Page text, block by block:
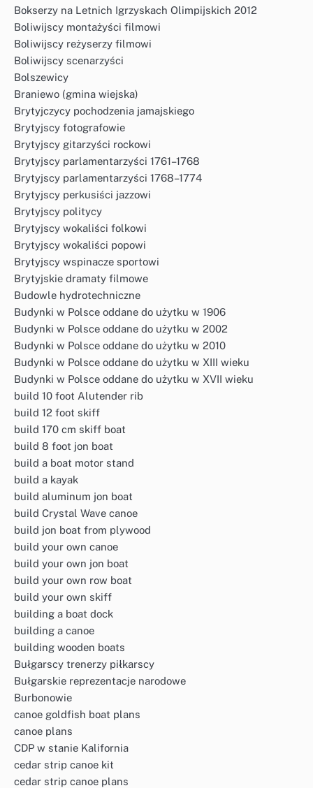
Bokserzy na Letnich Igrzyskach Olimpijskich 2012
Boliwijscy montażyści filmowi
Boliwijscy reżyserzy filmowi
Boliwijscy scenarzyści
Bolszewicy
Braniewo (gmina wiejska)
Brytyjczycy pochodzenia jamajskiego
Brytyjscy fotografowie
Brytyjscy gitarzyści rockowi
Brytyjscy parlamentarzyści 1761–1768
Brytyjscy parlamentarzyści 1768–1774
Brytyjscy perkusiści jazzowi
Brytyjscy politycy
Brytyjscy wokaliści folkowi
Brytyjscy wokaliści popowi
Brytyjscy wspinacze sportowi
Brytyjskie dramaty filmowe
Budowle hydrotechniczne
Budynki w Polsce oddane do użytku w 1906
Budynki w Polsce oddane do użytku w 2002
Budynki w Polsce oddane do użytku w 2010
Budynki w Polsce oddane do użytku w XIII wieku
Budynki w Polsce oddane do użytku w XVII wieku
build 10 foot Alutender rib
build 12 foot skiff
build 170 cm skiff boat
build 8 foot jon boat
build a boat motor stand
build a kayak
build aluminum jon boat
build Crystal Wave canoe
build jon boat from plywood
build your own canoe
build your own jon boat
build your own row boat
build your own skiff
building a boat dock
building a canoe
building wooden boats
Bułgarscy trenerzy piłkarscy
Bułgarskie reprezentacje narodowe
Burbonowie
canoe goldfish boat plans
canoe plans
CDP w stanie Kalifornia
cedar strip canoe kit
cedar strip canoe plans